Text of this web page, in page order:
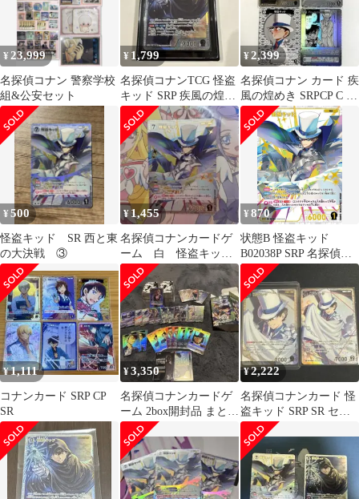
¥ 23,999
名探偵コナン 警察学校
組&公安セット
¥ 1,799
名探偵コナンTCG 怪盗
キッド SRP 疾風の煌め
き
¥2,399
名探偵コナン カード 疾
風の煌めき SRPCP C 怪
盗キッド
¥500
怪盗キッド SR 西と東
の大決戦 ③
¥1,455
名探偵コナンカードゲ
ーム 白 怪盗キッ
ド SRP 西と東の大
決戦
¥870
状態B 怪盗キッド
B02038P SRP 名探偵コ
ナンカードゲーム
¥1,111
コナンカード SRP CP
SR
¥3,350
名探偵コナンカードゲ
ーム 2box開封品 まとめ
売り
¥2,222
名探偵コナンカード 怪
盗キッド SRP SR セッ
ト